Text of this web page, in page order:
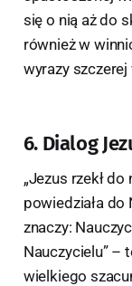
się o nią aż do
również w
wyrazy
6. Dialog
„Jezus rzekł
powiedziała do
znaczy:
Nauczycielu” –
wielkiego